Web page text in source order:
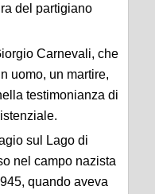
del partigiano
Carnevali, che
uomo, un martire,
testimonianza di
sul Lago di
nel campo nazista
quando aveva